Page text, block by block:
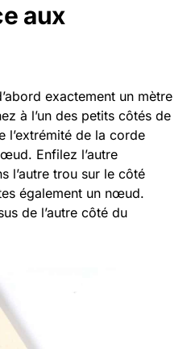
aux
exactement un mètre
à l’un des petits côtés de
l’extrémité de la corde
Enfilez l’autre
l’autre trou sur le côté
également un nœud.
de l’autre côté du